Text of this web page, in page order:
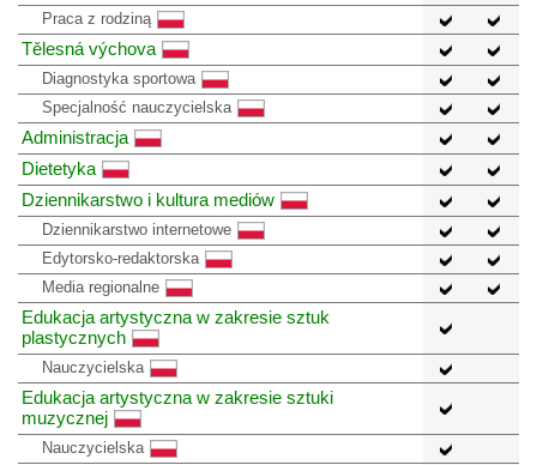
Praca z rodziną
Tělesná výchova
Diagnostyka sportowa
Specjalność nauczycielska
Administracja
Dietetyka
Dziennikarstwo i kultura mediów
Dziennikarstwo internetowe
Edytorsko-redaktorska
Media regionalne
Edukacja artystyczna w zakresie sztuk
plastycznych
Nauczycielska
Edukacja artystyczna w zakresie sztuki
muzycznej
Nauczycielska